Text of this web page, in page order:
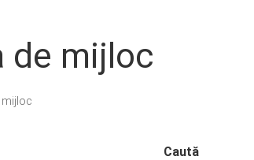
de mijloc
Caută